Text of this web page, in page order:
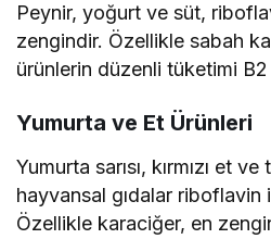
Peynir, yoğurt ve süt,
zengindir. Özellikle sabah
ürünlerin düzenli tüketimi B2
Yumurta ve Et Ürünleri
Yumurta sarısı, kırmızı et
hayvansal gıdalar riboflavin
Özellikle karaciğer, en